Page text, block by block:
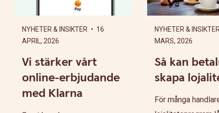
NYHETER & INSIKTER • 16
APRIL, 2026
Vi stärker vårt
online-erbjudande
med Klarna
NYHETER &
MARS, 2026
Så kan
skapa
För många